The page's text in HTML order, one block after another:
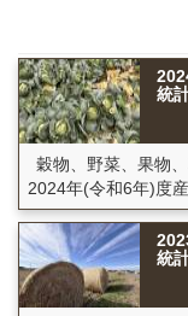
統
穀物、野菜、果物
2024年(令和6年)度
統